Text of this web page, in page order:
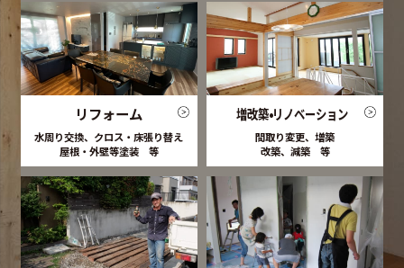
リフォーム
水周り交換、クロス・床張り替え
屋根・外壁等塗装 等
増改築•リノベーション
間取り変更、増築
改築、減築 等